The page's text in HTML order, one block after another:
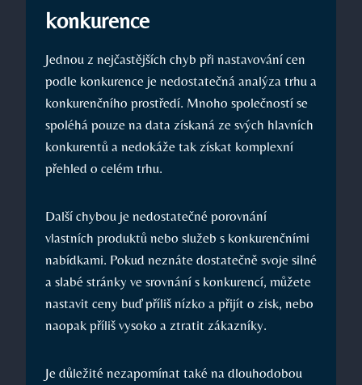
konkurence
Jednou z nejčastějších chyb při nastavování cen
podle konkurence je nedostatečná analýza trhu a
konkurenčního prostředí. Mnoho společností se
spoléhá pouze na data získaná ze svých hlavních
konkurentů a nedokáže tak získat komplexní
přehled o celém trhu.
Další chybou je nedostatečné porovnání
vlastních produktů nebo služeb s konkurenčními
nabídkami. Pokud neznáte dostatečně svoje silné
a slabé stránky ve srovnání s konkurencí, můžete
nastavit ceny buď příliš nízko a přijít o zisk, nebo
naopak příliš vysoko a ztratit zákazníky.
Je důležité nezapomínat také na dlouhodobou